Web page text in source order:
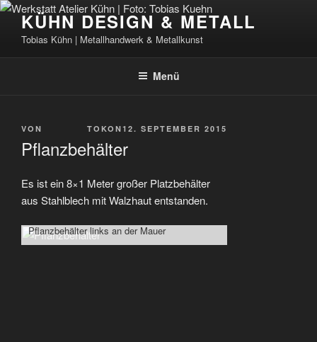
Zum
springen
KÜHN DESIGN & METALL
Tobias Kühn | Metallhandwerk & Metallkunst
Menü
VERÖFFENTLICHT
12. SEPTEMBER 2015
VON TOKON
Pflanzbehälter
Es ist ein 8×1 Meter großer Platzbehälter
aus Stahlblech mit Walzhaut entstanden.
Pflanzbehälter links an der Mauer